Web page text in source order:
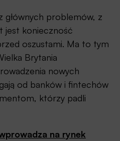
głównych problemów, z
jest konieczność
oszustami. Ma to tym
Brytania
nowych
od banków i fintechów
którzy padli
na rynek